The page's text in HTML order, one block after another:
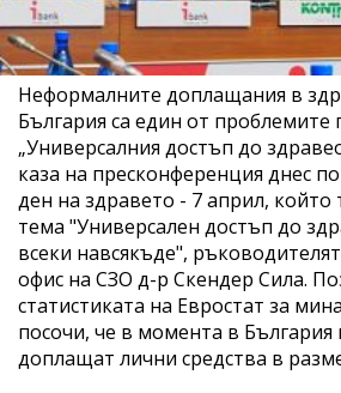
Неформалните доплащания в
България са един от проблемите
„Универсалния достъп до
каза на пресконференция днес
ден на здравето - 7 април, който
тема "Универсален достъп до
всеки навсякъде",
офис на СЗО д-р Скендер Сила.
статистиката на Евростат за
посочи, че в момента в България
доплащат лични средства в